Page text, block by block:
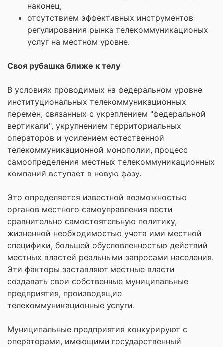
наконец,
отсутствием эффективных инструментов
регулирования рынка телекоммуникационых
услуг на местном уровне.
Своя рубашка ближе к телу
В условиях проводимых на федеральном уровне
институциональных телекоммуникационных
перемен, связанных с укреплением "федеральной
вертикали", укрупнением территориальных
операторов и усилением естественной
телекоммуникационной монополии, процесс
самоопределения местных телекоммуникационных
компаний вступает в новую фазу.
Это определяется известной возможностью
органов местного самоуправления вести
сравнительно самостоятельную политику,
жизненной необходимостью учета ими местной
специфики, большей обусловленностью действий
местных властей реальными запросами населения.
Эти факторы заставляют местные власти
создавать свои собственные муниципальные
предприятия, производящие
телекоммуникационные услуги.
Муниципальные предприятия конкурируют с
операторами, имеющими государственный